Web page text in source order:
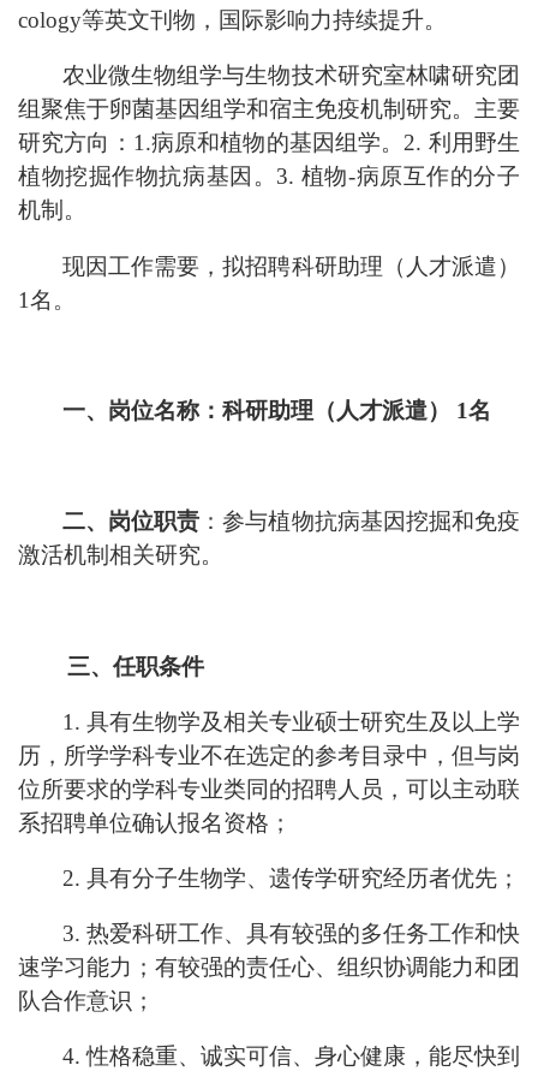
cology等英文刊物，国际影响力持续提升。
农业微生物组学与生物技术研究室林啸研究团
组聚焦于卵菌基因组学和宿主免疫机制研究。主要
研究方向：1.病原和植物的基因组学。2. 利用野生
植物挖掘作物抗病基因。3. 植物-病原互作的分子
机制。
现因工作需要，拟招聘科研助理（人才派遣）
1名 。
一、 岗位名称：科研助理（人才派遣） 1名
二、岗位职责 ：参与植物抗病基因挖掘和免疫
激活机制相关研究。
三、任职条件
1. 具有生物学及相关专业硕士研究生及以上学
历，所学学科专业不在选定的参考目录中，但与岗
位所要求的学科专业类同的招聘人员，可以主动联
系招聘单位确认报名资格；
2. 具有分子生物学、遗传学研究经历者优先；
3. 热爱科研工作、具有较强的多任务工作和快
速学习能力；有较强的责任心、组织协调能力和团
队合作意识；
4.性格稳重、诚实可信、身心健康，能尽快到